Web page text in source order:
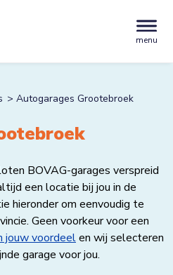
menu
Autogarages Grootebroek
BOVAG-garages verspreid
een locatie bij jou in de
hieronder om eenvoudig te
Geen voorkeur voor een
jouw voordeelen wij selecteren
garage voor jou.